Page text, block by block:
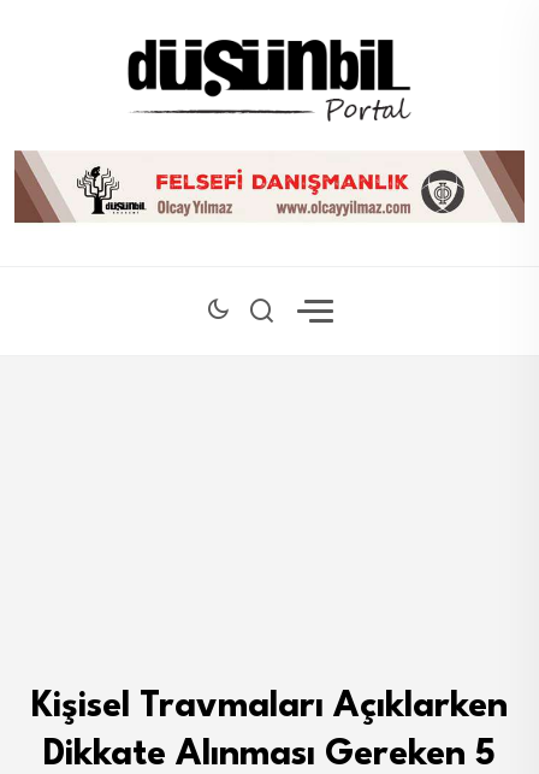
Kişisel Travmaları Açıklarken
Dikkate Alınması Gereken 5